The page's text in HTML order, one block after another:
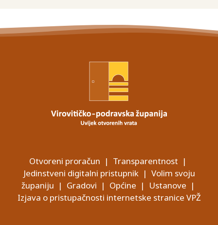
Otvoreni proračun | Transparentnost |
Jedinstveni digitalni pristupnik| Volim svoju
županiju | Gradovi | Općine | Ustanove |
Izjava o pristupačnosti internetske stranice VPŽ